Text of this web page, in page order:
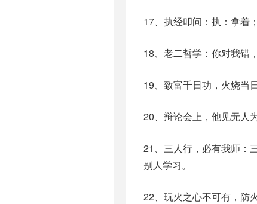
17、执经叩问：执：拿着
18、老二哲学：你对我错
19、致富千日功，火烧当日
20、辩论会上，他见无人
21、三人行，必有我师：
别人学习。
22、玩火之心不可有，防